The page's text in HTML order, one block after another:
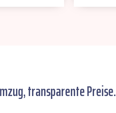
transparente Preise.